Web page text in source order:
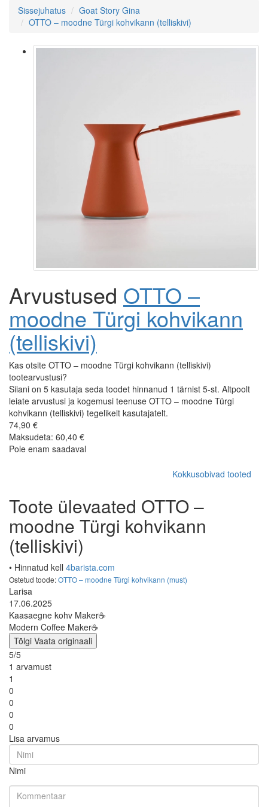
Sissejuhatus
Goat Story Gina
OTTO – moodne Türgi kohvikann (telliskivi)
Arvustused OTTO –
moodne Türgi kohvikann
(telliskivi)
Kas otsite OTTO – moodne Türgi kohvikann (telliskivi)
tootearvustusi?
Siiani on 5 kasutaja seda toodet hinnanud 1 tärnist 5-st. Altpoolt
leiate arvustusi ja kogemusi teenuse OTTO – moodne Türgi
kohvikann (telliskivi) tegelikelt kasutajatelt.
74,90 €
Maksudeta: 60,40 €
Pole enam saadaval
Kokkusobivad tooted
Toote ülevaated OTTO –
moodne Türgi kohvikann
(telliskivi)
• Hinnatud kell 4barista.com
Ostetud toode:OTTO – moodne Türgi kohvikann (must)
Larisa
17.06.2025
Kaasaegne kohv Maker☕️
Modern Coffee Maker☕️
Tõlgi Vaata originaali
5/5
1 arvamust
1
0
0
0
0
Lisa arvamus
Nimi